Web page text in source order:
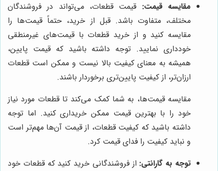
مقایسه قیمت: قیمت قطعات، می‌تواند در فروشندگان
مختلف، متفاوت باشد. قبل از خرید، حتماً قیمت‌ها را
مقایسه کنید و از خرید قطعات با قیمت‌های غیرمنطقی
خودداری نمایید. توجه داشته باشید که قیمت پایین،
همیشه به معنای کیفیت بالا نیست و ممکن است قطعات
ارزان‌تر، از کیفیت پایین‌تری برخوردار باشند.
مقایسه قیمت‌ها، به شما کمک می‌کند تا قطعات مورد نیاز
خود را با بهترین قیمت ممکن خریداری کنید. اما توجه
داشته باشید که کیفیت قطعات، از قیمت آن‌ها مهم‌تر است
و نباید کیفیت را فدای قیمت کرد.
توجه به گارانتی: از فروشندگانی خرید کنید که قطعات خود